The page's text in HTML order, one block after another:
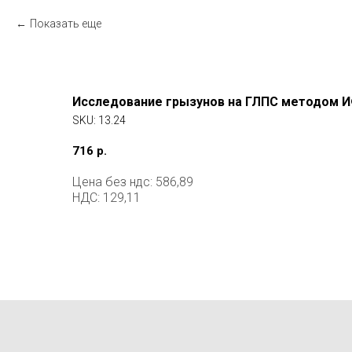
Показать еще
Исследование грызунов на ГЛПС методом
SKU: 13.24
716 р.
Цена без ндс: 586,89
НДС: 129,11